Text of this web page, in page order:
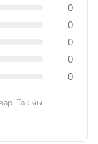
0
0
0
0
0
Так мы